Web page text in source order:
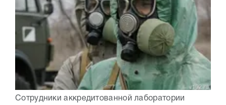
Сотрудники аккредитованной лаборатории